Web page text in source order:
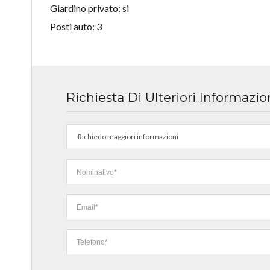
Giardino privato: si
Posti auto: 3
Richiesta Di Ulteriori
Richiedo maggiori informazioni